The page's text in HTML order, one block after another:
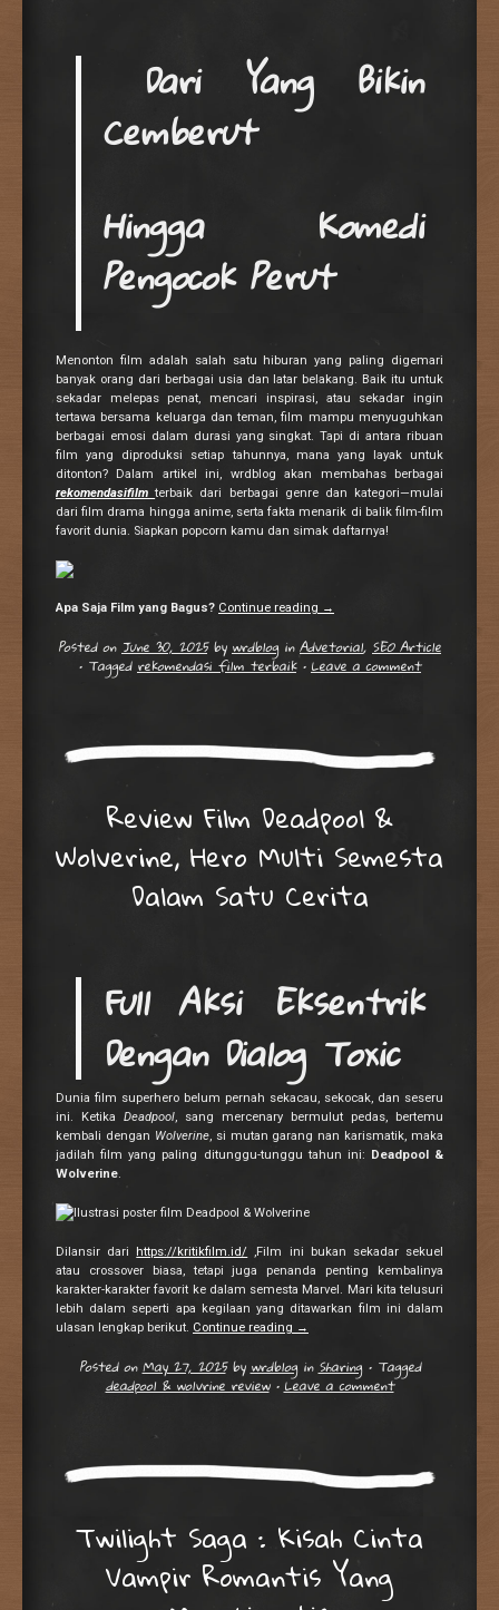
Dari Yang Bikin
Cemberut
Hingga Komedi
Pengocok Perut
Menonton film adalah salah satu hiburan yang paling digemari
banyak orang dari berbagai usia dan latar belakang. Baik itu untuk
sekadar melepas penat, mencari inspirasi, atau sekadar ingin
tertawa bersama keluarga dan teman, film mampu menyuguhkan
berbagai emosi dalam durasi yang singkat. Tapi di antara ribuan
film yang diproduksi setiap tahunnya, mana yang layak untuk
ditonton? Dalam artikel ini, wrdblog akan membahas berbagai
rekomendasifilm terbaik dari berbagai genre dan kategori—mulai
dari film drama hingga anime, serta fakta menarik di balik film-film
favorit dunia. Siapkan popcorn kamu dan simak daftarnya!
Apa Saja Film yang Bagus? Continue reading →
Posted on June 30, 2025by wrdblog inAdvetorial, SEO Article
• Tagged rekomendasi film terbaik • Leave a comment
Review Film Deadpool &
Wolverine, Hero Multi Semesta
Dalam Satu Cerita
Full Aksi Eksentrik
Dengan Dialog Toxic
Dunia film superhero belum pernah sekacau, sekocak, dan seseru
ini. Ketika Deadpool, sang mercenary bermulut pedas, bertemu
kembali dengan Wolverine, si mutan garang nan karismatik, maka
jadilah film yang paling ditunggu-tunggu tahun ini:
Deadpool &
Wolverine.
Dilansir dari https://kritikfilm.id/ ,Film ini bukan sekadar sekuel
atau crossover biasa, tetapi juga penanda penting kembalinya
karakter-karakter favorit ke dalam semesta Marvel. Mari kita telusuri
lebih dalam seperti apa kegilaan yang ditawarkan film ini dalam
ulasan lengkap berikut. Continue reading →
Posted onMay 27, 2025by wrdblog in Sharing • Tagged
deadpool & wolvrine review • Leave a comment
Twilight Saga : Kisah Cinta
Vampir Romantis Yang